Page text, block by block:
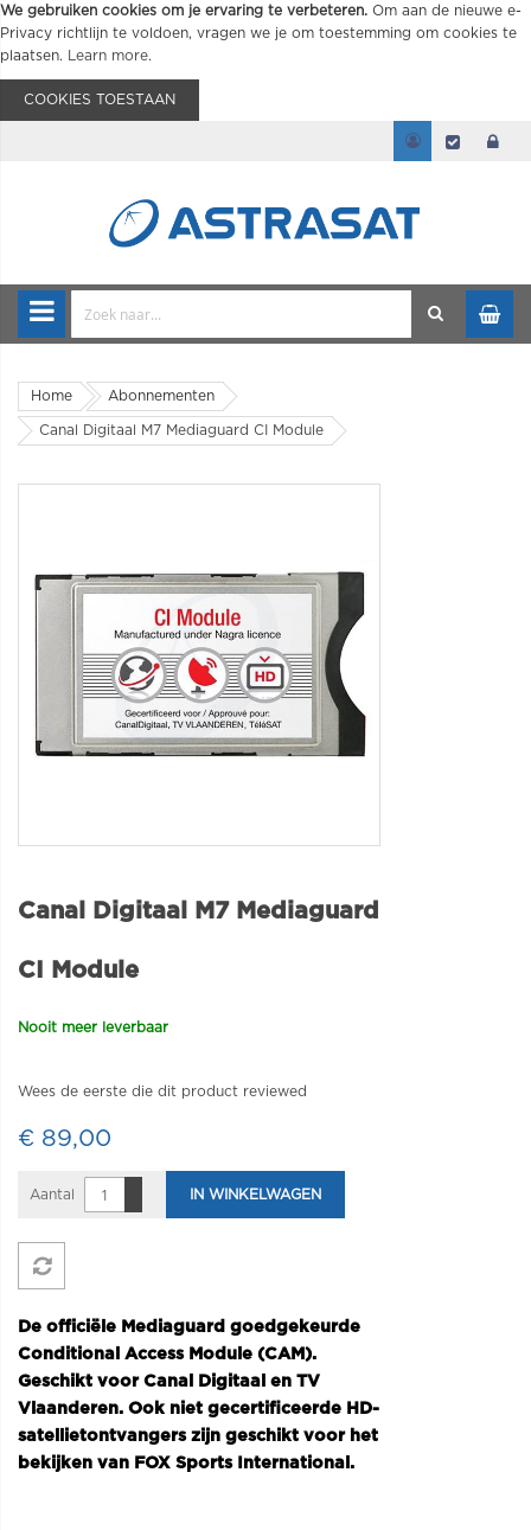
We gebruiken cookies om je ervaring te verbeteren. Om aan de nieuwe e-
Privacy richtlijn te voldoen, vragen we je om toestemming om cookies te
plaatsen.
Learn more.
COOKIES TOESTAAN
Home Abonnementen
Canal Digitaal M7 Mediaguard CI Module
Canal Digitaal M7 Mediaguard
CI Module
Nooit meer leverbaar
Wees de eerste die dit product reviewed
€ 89,00
Aantal IN WINKELWAGEN
De officiële Mediaguard goedgekeurde
Conditional Access Module (CAM).
Geschikt voor Canal Digitaal en TV
Vlaanderen. Ook niet gecertificeerde HD-
satellietontvangers zijn geschikt voor het
bekijken van FOX Sports International.